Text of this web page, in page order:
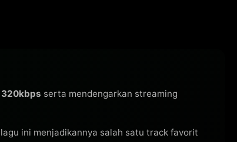
320kbps serta mendengarkan streaming
ini menjadikannya salah satu track favorit